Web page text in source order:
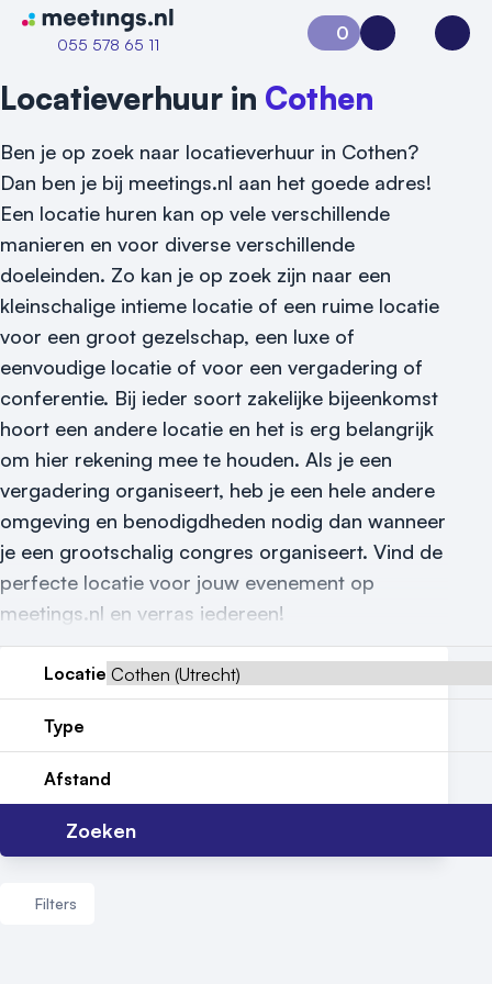
Naar home van Meetings
055 578 65 11
Vraag locatie aan
Locatiegids
Meld locatie aan
Nieuws
Reviews (5⭐️)
0
Aanvraag 0Inloggen
Locatieverhuur in Cothen
Ben je op zoek naar locatieverhuur in Cothen?
Dan ben je bij meetings.nl aan het goede adres!
Een locatie huren kan op vele verschillende
manieren en voor diverse verschillende
doeleinden. Zo kan je op zoek zijn naar een
kleinschalige intieme locatie of een ruime locatie
voor een groot gezelschap, een luxe of
eenvoudige locatie of voor een vergadering of
conferentie. Bij ieder soort zakelijke bijeenkomst
hoort een andere locatie en het is erg belangrijk
om hier rekening mee te houden. Als je een
vergadering organiseert, heb je een hele andere
omgeving en benodigdheden nodig dan wanneer
je een grootschalig congres organiseert. Vind de
perfecte locatie voor jouw evenement op
meetings.nl en verras iedereen!
Locatie
Type
Afstand
Zoeken
Filters